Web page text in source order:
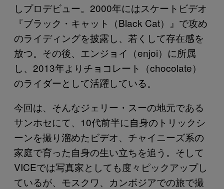
しプロデビュー。2000年にはスケートビデオ
『ブラック・キャット（Black Cat）』で攻め
のライディングを披露し、若くして存在感を
放つ。その後、エンジョイ（enjoi）に所属
し、2013年よりチョコレート（chocolate）
のライダーとして活躍している。
今回は、そんなジェリー・スーの地元である
サンホセにて、10代前半に自身のトリックシ
ーンを撮り溜めたビデオ、チャイニーズ系の
家庭で育った自身の生い立ちを追う。そして
VICEでは写真家としても度々ピックアップし
ているが、モスクワ、カンボジアでの旅で撮